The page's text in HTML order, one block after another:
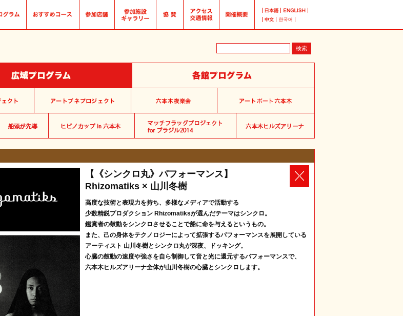
【《シンクロ丸》パフォーマンス】
Rhizomatiks × 山川冬樹
高度な技術と表現力を持ち、多様なメディアで活動する
少数精鋭プロダクション Rhizomatiksが選んだテーマはシンクロ。
鑑賞者の鼓動をシンクロさせることで船に命を与えるというもの。
また、己の身体をテクノロジーによって拡張するパフォーマンスを展開している
アーティスト 山川冬樹とシンクロ丸が深夜、ドッキング。
心臓の鼓動の速度や強さを自ら制御して音と光に還元するパフォーマンスで、
六本木ヒルズアリーナ全体が山川冬樹の心臓とシンクロします。